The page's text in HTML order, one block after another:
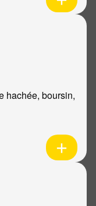
hachée, boursin,